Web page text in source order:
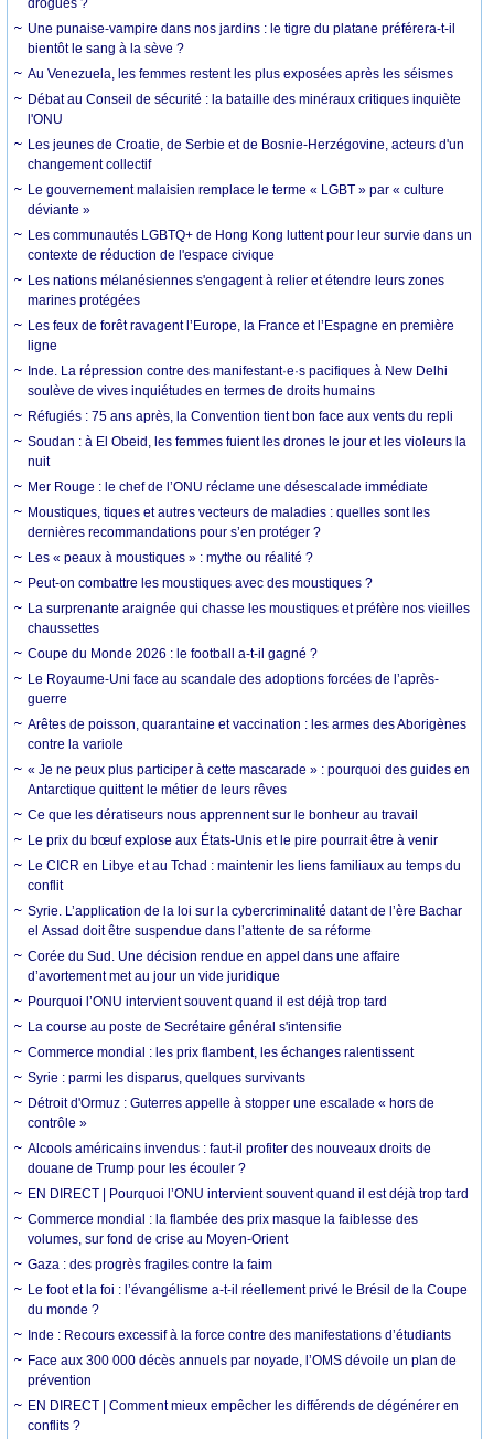
drogues ?
Une punaise-vampire dans nos jardins : le tigre du platane préférera-t-il
bientôt le sang à la sève ?
Au Venezuela, les femmes restent les plus exposées après les séismes
Débat au Conseil de sécurité : la bataille des minéraux critiques inquiète
l'ONU
Les jeunes de Croatie, de Serbie et de Bosnie-Herzégovine, acteurs d'un
changement collectif
Le gouvernement malaisien remplace le terme « LGBT » par « culture
déviante »
Les communautés LGBTQ+ de Hong Kong luttent pour leur survie dans un
contexte de réduction de l'espace civique
Les nations mélanésiennes s'engagent à relier et étendre leurs zones
marines protégées
Les feux de forêt ravagent l’Europe, la France et l’Espagne en première
ligne
Inde. La répression contre des manifestant·e·s pacifiques à New Delhi
soulève de vives inquiétudes en termes de droits humains
Réfugiés : 75 ans après, la Convention tient bon face aux vents du repli
Soudan : à El Obeid, les femmes fuient les drones le jour et les violeurs la
nuit
Mer Rouge : le chef de l’ONU réclame une désescalade immédiate
Moustiques, tiques et autres vecteurs de maladies : quelles sont les
dernières recommandations pour s’en protéger ?
Les « peaux à moustiques » : mythe ou réalité ?
Peut-on combattre les moustiques avec des moustiques ?
La surprenante araignée qui chasse les moustiques et préfère nos vieilles
chaussettes
Coupe du Monde 2026 : le football a-t-il gagné ?
Le Royaume-Uni face au scandale des adoptions forcées de l’après-
guerre
Arêtes de poisson, quarantaine et vaccination : les armes des Aborigènes
contre la variole
« Je ne peux plus participer à cette mascarade » : pourquoi des guides en
Antarctique quittent le métier de leurs rêves
Ce que les dératiseurs nous apprennent sur le bonheur au travail
Le prix du bœuf explose aux États-Unis et le pire pourrait être à venir
Le CICR en Libye et au Tchad : maintenir les liens familiaux au temps du
conflit
Syrie. L’application de la loi sur la cybercriminalité datant de l’ère Bachar
el Assad doit être suspendue dans l’attente de sa réforme
Corée du Sud. Une décision rendue en appel dans une affaire
d’avortement met au jour un vide juridique
Pourquoi l’ONU intervient souvent quand il est déjà trop tard
La course au poste de Secrétaire général s'intensifie
Commerce mondial : les prix flambent, les échanges ralentissent
Syrie : parmi les disparus, quelques survivants
Détroit d'Ormuz : Guterres appelle à stopper une escalade « hors de
contrôle »
Alcools américains invendus : faut-il profiter des nouveaux droits de
douane de Trump pour les écouler ?
EN DIRECT | Pourquoi l’ONU intervient souvent quand il est déjà trop tard
Commerce mondial : la flambée des prix masque la faiblesse des
volumes, sur fond de crise au Moyen-Orient
Gaza : des progrès fragiles contre la faim
Le foot et la foi : l’évangélisme a-t-il réellement privé le Brésil de la Coupe
du monde ?
Inde : Recours excessif à la force contre des manifestations d’étudiants
Face aux 300 000 décès annuels par noyade, l’OMS dévoile un plan de
prévention
EN DIRECT | Comment mieux empêcher les différends de dégénérer en
conflits ?